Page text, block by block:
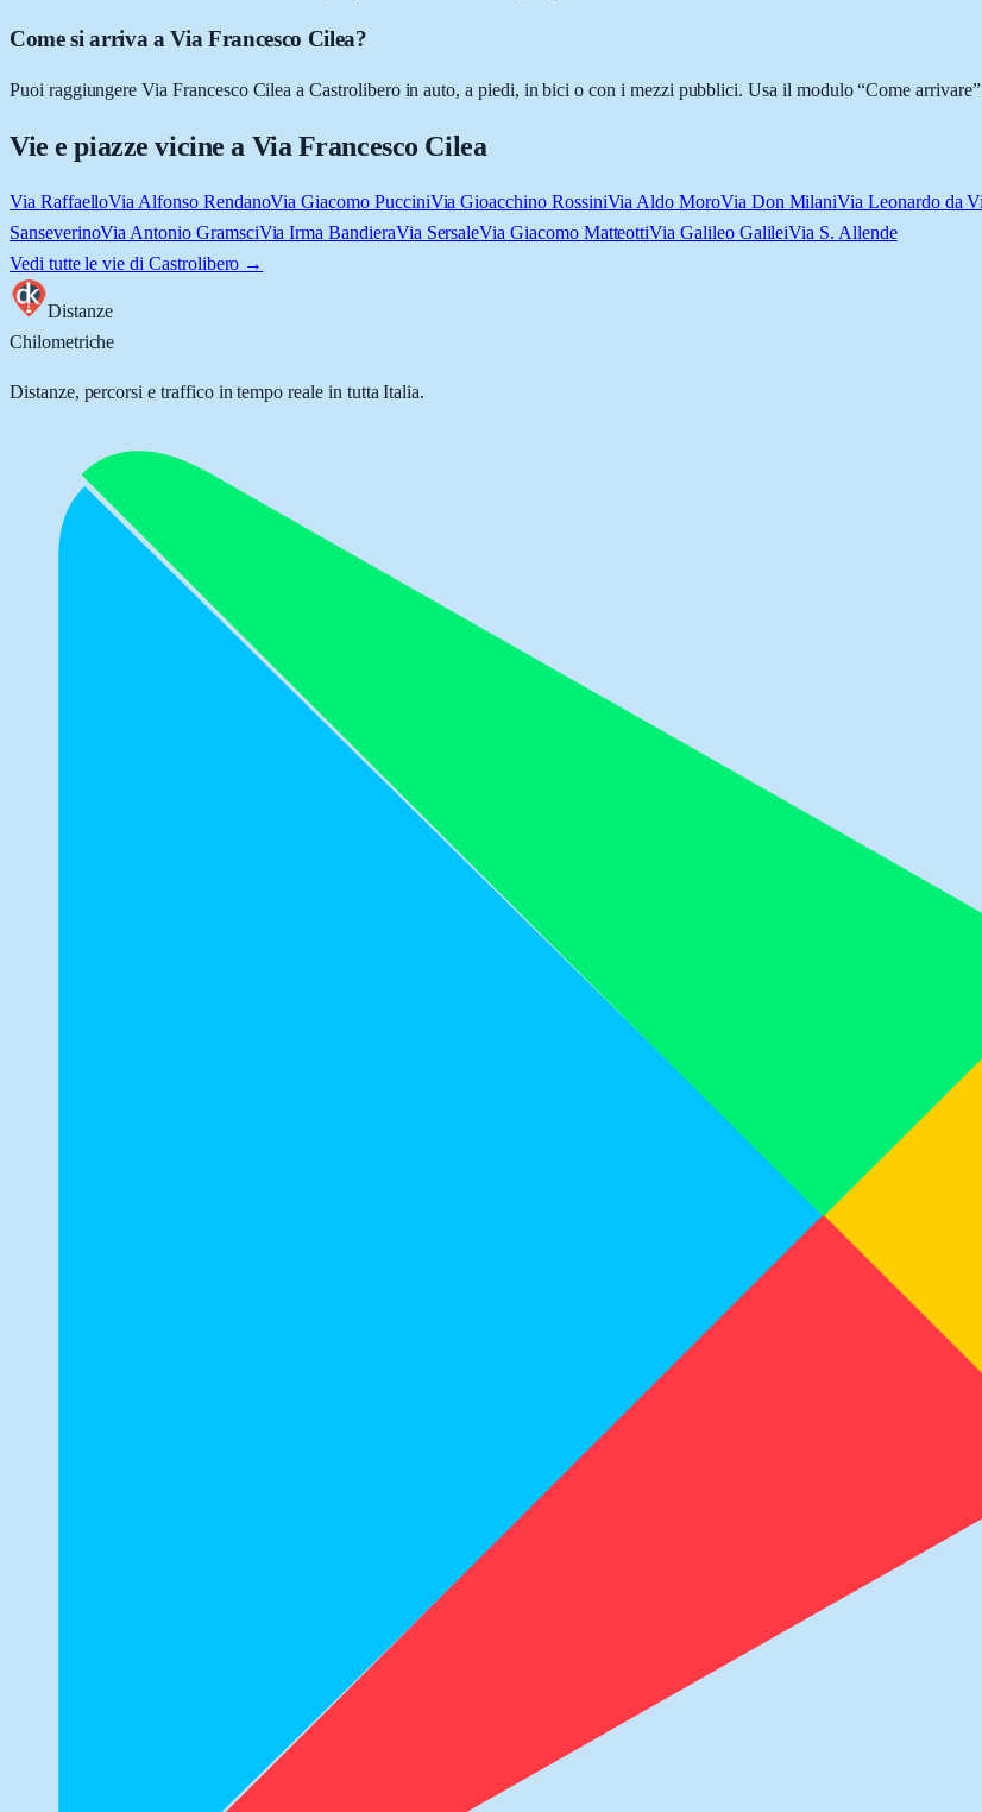
Come si arriva a Via Francesco Cilea?
Puoi raggiungere Via Francesco Cilea a Castrolibero in auto, a piedi, in bici o con i mezzi pubblici. Usa il modulo “Come
Vie e piazze vicine a Via Francesco Cilea
Via RaffaelloVia Alfonso RendanoVia Giacomo PucciniVia Gioacchino RossiniVia Aldo MoroVia Don MilaniVia Leonardo da
SanseverinoVia Antonio GramsciVia Irma BandieraVia SersaleVia Giacomo MatteottiVia Galileo GalileiVia S. Allende
Vedi tutte le vie di Castrolibero →
Distanze
Chilometriche
Distanze, percorsi e traffico in tempo reale in tutta Italia.